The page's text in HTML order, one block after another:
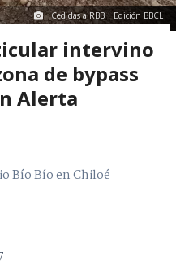
Cedidas a RBB | Edición BBCL
intervino
de bypass
Alerta
Bío Bío en Chiloé